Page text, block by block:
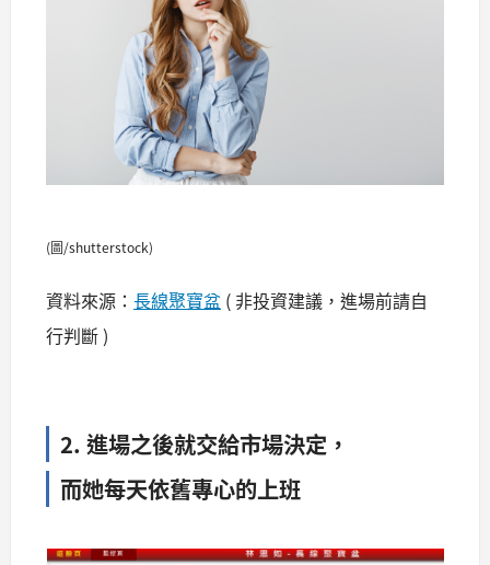
(圖/shutterstock)
資料來源： 長線聚寶盆 ( 非投資建議，進場前請自
行判斷 )
2. 進場之後就交給市場決定，
而她每天依舊專心的上班